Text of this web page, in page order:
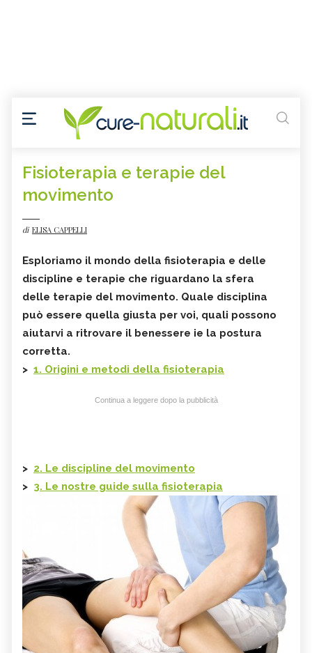
Fisioterapia e terapie del
movimento
di ELISA CAPPELLI
Esploriamo il mondo della fisioterapia e delle
discipline e terapie che riguardano la sfera
delle terapie del movimento. Quale disciplina
può essere quella giusta per voi, quali possono
aiutarvi a ritrovare il benessere ie la postura
corretta.
> 1. Origini e metodi della fisioterapia
Continua a leggere dopo la pubblicità
> 2. Le discipline del movimento
> 3. Le nostre guide sulla fisioterapia